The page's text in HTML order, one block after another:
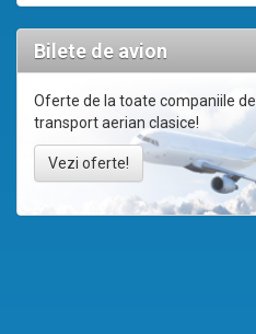
Bilete de avion
Oferte de la toate companiile de
transport aerian clasice!
Vezi oferte!